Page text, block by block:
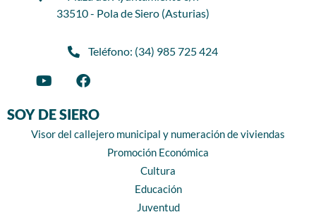
33510 - Pola de Siero (Asturias)
Teléfono: (34) 985 725 424
SOY DE SIERO
Visor del callejero municipal y numeración de viviendas
Promoción Económica
Cultura
Educación
Juventud